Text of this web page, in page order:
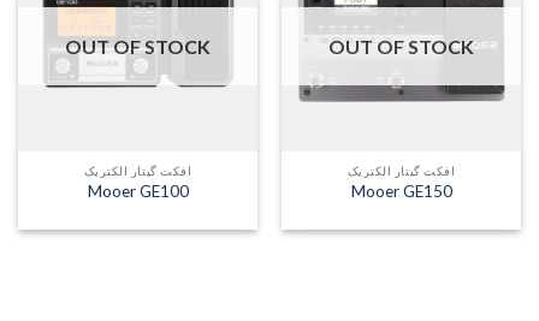
OUT OF STOCK
افکت گیتار الکتریک
Mooer GE150
OUT OF STOCK
افکت گیتار الکتریک
Mooer GE100